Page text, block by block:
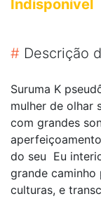
Indisponível
# Descrição
Suruma K
mulher de olhar
com grandes
do seu Eu
grande
culturas, e